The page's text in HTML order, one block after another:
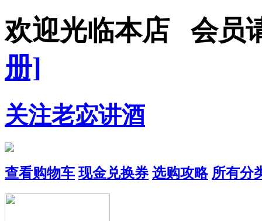
欢迎光临本店 会员
册]
关注老宓讲酒
查看购物车 现金兑换券 选购攻略 所有分